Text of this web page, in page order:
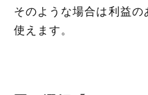
そのような場合は利益
使えます。